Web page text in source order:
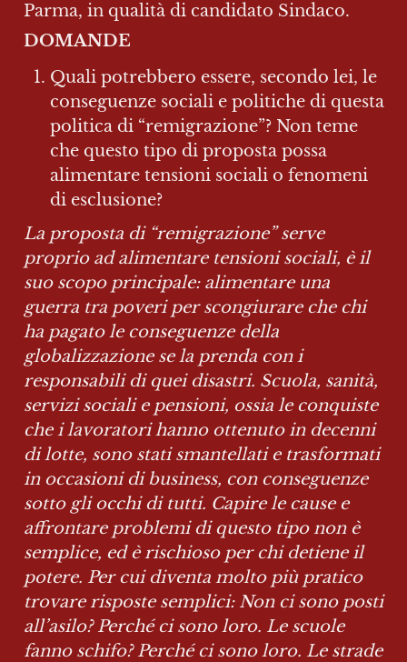
Parma, in qualità di candidato Sindaco.
DOMANDE
Quali potrebbero essere, secondo lei, le
conseguenze sociali e politiche di questa
politica di “remigrazione”? Non teme
che questo tipo di proposta possa
alimentare tensioni sociali o fenomeni
di esclusione?
La proposta di “remigrazione” serve
proprio ad alimentare tensioni sociali, è il
suo scopo principale: alimentare una
guerra tra poveri per scongiurare che chi
ha pagato le conseguenze della
globalizzazione se la prenda con i
responsabili di quei disastri. Scuola, sanità,
servizi sociali e pensioni, ossia le conquiste
che i lavoratori hanno ottenuto in decenni
di lotte, sono stati smantellati e trasformati
in occasioni di business, con conseguenze
sotto gli occhi di tutti. Capire le cause e
affrontare problemi di questo tipo non è
semplice, ed è rischioso per chi detiene il
potere. Per cui diventa molto più pratico
trovare risposte semplici: Non ci sono posti
all’asilo? Perché ci sono loro. Le scuole
fanno schifo? Perché ci sono loro. Le strade